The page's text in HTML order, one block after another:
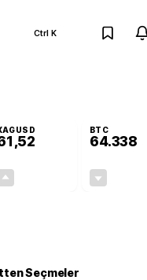
Ctrl K
BTC
64.338
Seçmeler